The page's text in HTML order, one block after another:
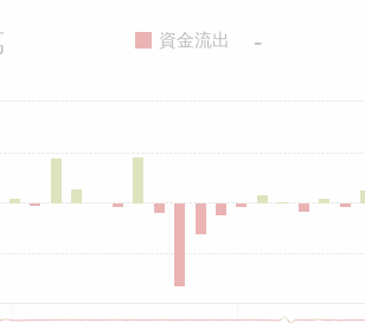
資金流出 -